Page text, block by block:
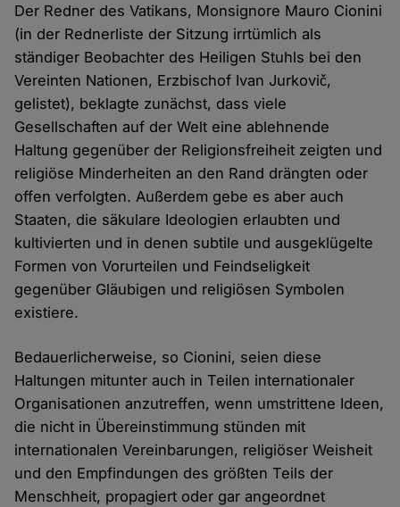
Der Redner des Vatikans, Monsignore Mauro Cionini
(in der Rednerliste der Sitzung irrtümlich als
ständiger Beobachter des Heiligen Stuhls bei den
Vereinten Nationen, Erzbischof Ivan Jurkovič,
gelistet), beklagte zunächst, dass viele
Gesellschaften auf der Welt eine ablehnende
Haltung gegenüber der Religionsfreiheit zeigten und
religiöse Minderheiten an den Rand drängten oder
offen verfolgten. Außerdem gebe es aber auch
Staaten, die säkulare Ideologien erlaubten und
kultivierten und in denen subtile und ausgeklügelte
Formen von Vorurteilen und Feindseligkeit
gegenüber Gläubigen und religiösen Symbolen
existiere.
Bedauerlicherweise, so Cionini, seien diese
Haltungen mitunter auch in Teilen internationaler
Organisationen anzutreffen, wenn umstrittene Ideen,
die nicht in Übereinstimmung stünden mit
internationalen Vereinbarungen, religiöser Weisheit
und den Empfindungen des größten Teils der
Menschheit, propagiert oder gar angeordnet